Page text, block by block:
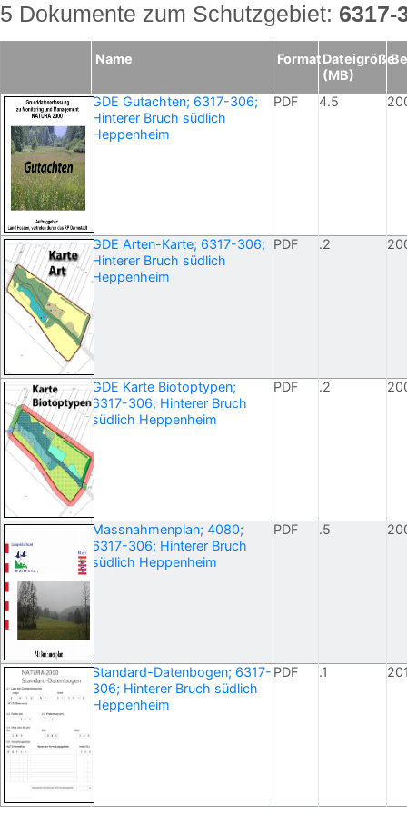
5 Dokumente zum Schutzgebiet: 6317-
Name FormatDateigröße
(MB)
GDE Gutachten; 6317-306;
Hinterer Bruch südlich
Heppenheim
PDF 4.5
GDE Arten-Karte; 6317-306;
Hinterer Bruch südlich
Heppenheim
PDF .2
GDE Karte Biotoptypen;
6317-306; Hinterer Bruch
südlich Heppenheim
PDF .2
Massnahmenplan; 4080;
6317-306; Hinterer Bruch
südlich Heppenheim
PDF .5
Standard-Datenbogen; 6317-
306; Hinterer Bruch südlich
Heppenheim
PDF .1